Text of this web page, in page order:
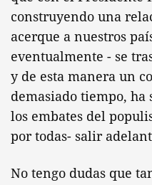
construyendo una
acerque a nuestros
eventualmente - se
y de esta manera un
demasiado tiempo,
los embates del
por todas- salir
No tengo dudas que